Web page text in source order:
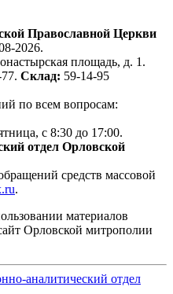
Православной Церкви
2026.
площадь, д. 1.
Склад: 59-14-95
по всем вопросам:
с 8:30 до 17:00.
отдел Орловской
средств массовой
.
материалов
Орловской митрополии
аналитический отдел